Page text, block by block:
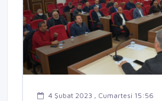
4 Şubat 2023 , Cumartesi 15:56